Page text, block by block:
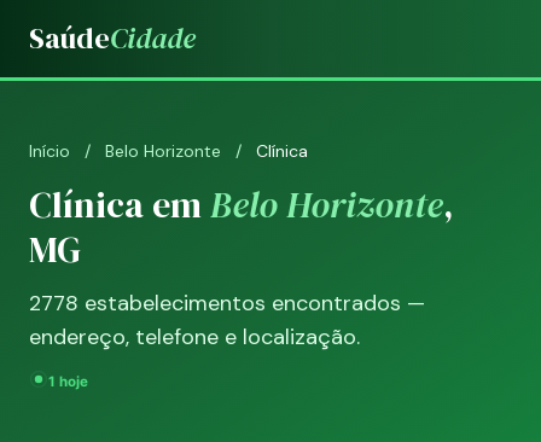
SaúdeCidade
Início / Belo Horizonte / Clínica
Clínica emBelo Horizonte,
MG
2778 estabelecimentos encontrados —
endereço, telefone e localização.